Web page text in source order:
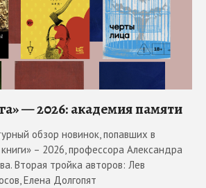
— 2026: академия памяти
обзор новинок, попавших в
– 2026, профессора Александра
Вторая тройка авторов: Лев
Елена Долгопят